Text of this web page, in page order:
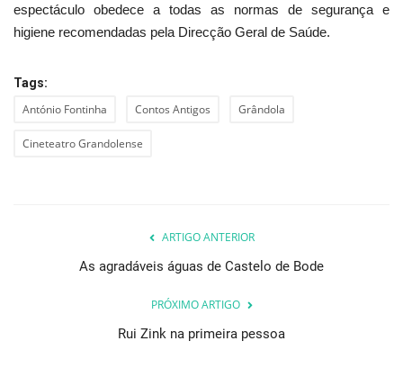
espectáculo obedece a todas as normas de segurança e
higiene recomendadas pela Direcção Geral de Saúde.
Tags:
António Fontinha Contos Antigos Grândola
Cineteatro Grandolense
ARTIGO ANTERIOR
As agradáveis águas de Castelo de Bode
PRÓXIMO ARTIGO
Rui Zink na primeira pessoa